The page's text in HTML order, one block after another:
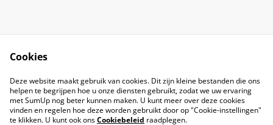
Cookies
Deze website maakt gebruik van cookies. Dit zijn kleine bestanden die ons
helpen te begrijpen hoe u onze diensten gebruikt, zodat we uw ervaring
met SumUp nog beter kunnen maken. U kunt meer over deze cookies
vinden en regelen hoe deze worden gebruikt door op "Cookie-instellingen"
te klikken. U kunt ook onsCookiebeleid raadplegen.